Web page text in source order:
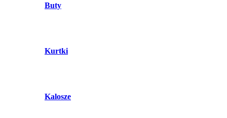
Buty
Kurtki
Kalosze